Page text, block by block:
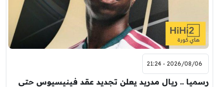
2026/08/06 - 21:24
رسميا .. ريال مدريد يعلن تجديد عقد فينيسيوس حتى